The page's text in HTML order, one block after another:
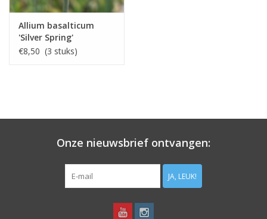
Allium basalticum
'Silver Spring'
€8,50 (3 stuks)
Onze nieuwsbrief ontvangen:
JA, LEUK!